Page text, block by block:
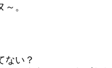
。
ない？